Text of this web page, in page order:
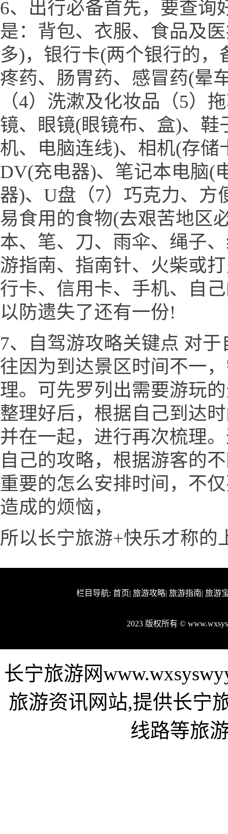
6、出行必备首先，要查询
是：背包、衣服、食品及
多)，银行卡(两个银行的
疼药、肠胃药、感冒药(晕
（4）洗漱及化妆品（5）
镜、眼镜(眼镜布、盒)、
机、电脑连线)、相机(存
DV(充电器)、笔记本电脑(
器)、U盘（7）巧克力、方
易食用的食物(去艰苦地区
本、笔、刀、雨伞、绳子
游指南、指南针、火柴或
行卡、信用卡、手机、自
以防遗失了还有一份!
7、自驾游攻略关键点 对
往因为到达景区时间不一
理。可先罗列出需要游玩
整理好后，根据自己到达
并在一起，进行再次梳理
自己的攻略，根据游客的
重要的怎么安排时间，不
造成的烦恼，
所以长宁旅游+快乐才称的
栏目导航: 首页| 旅游攻略| 旅游指南| 旅游
2023 版权所有 ©
长宁旅游网
旅游资讯网站,提供长宁
线路等旅